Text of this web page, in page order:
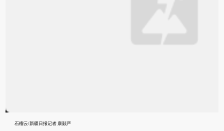
石榴云/新疆日报记者 康颢严